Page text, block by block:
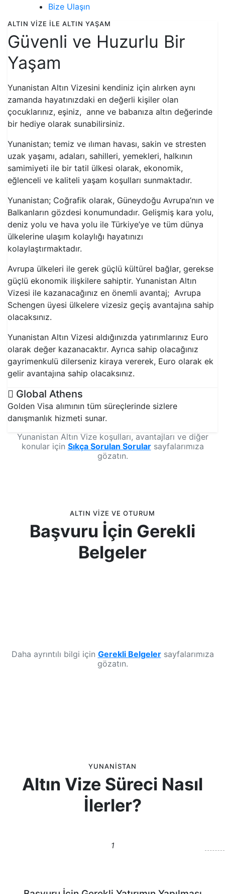
Bize Ulaşın
ALTIN VIZE ILE ALTIN YAŞAM
Güvenli ve Huzurlu Bir
Yaşam
Yunanistan Altın Vizesini kendiniz için alırken aynı
zamanda hayatınızdaki en değerli kişiler olan
çocuklarınız, eşiniz, anne ve babanıza altın değerinde
bir hediye olarak sunabilirsiniz.
Yunanistan; temiz ve ılıman havası, sakin ve stresten
uzak yaşamı, adaları, sahilleri, yemekleri, halkının
samimiyeti ile bir tatil ülkesi olarak, ekonomik,
eğlenceli ve kaliteli yaşam koşulları sunmaktadır.
Yunanistan; Coğrafik olarak, Güneydoğu Avrupa’nın ve
Balkanların gözdesi konumundadır. Gelişmiş kara yolu,
deniz yolu ve hava yolu ile Türkiye’ye ve tüm dünya
ülkelerine ulaşım kolaylığı hayatınızı
kolaylaştırmaktadır.
Avrupa ülkeleri ile gerek güçlü kültürel bağlar, gerekse
güçlü ekonomik ilişkilere sahiptir. Yunanistan Altın
Vizesi ile kazanacağınız en önemli avantaj; Avrupa
Schengen üyesi ülkelere vizesiz geçiş avantajına sahip
olacaksınız.
Yunanistan Altın Vizesi aldığınızda yatırımlarınız Euro
olarak değer kazanacaktır. Ayrıca sahip olacağınız
gayrimenkulü dilerseniz kiraya vererek, Euro olarak ek
gelir avantajına sahip olacaksınız.
Global Athens
Golden Visa alımının tüm süreçlerinde sizlere
danışmanlık hizmeti sunar.
Yunanistan Altın Vize koşulları, avantajları ve diğer
konular için Sıkça Sorulan Sorularsayfalarımıza
gözatın.
ALTIN VIZE VE OTURUM
Başvuru İçin Gerekli
Belgeler
Daha ayrıntılı bilgi için Gerekli Belgelersayfalarımıza
gözatın.
YUNANISTAN
Altın Vize Süreci Nasıl
İlerler?